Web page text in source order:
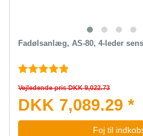
Fadølsanlæg, AS-80, 4-leder
Vejledende pris DKK 9,022.73
DKK 7,089.29 *
Foj til